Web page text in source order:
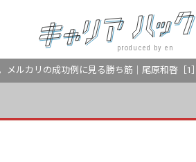
produced by en
メルカリの成功例に見る勝ち筋｜尾原和啓［1］